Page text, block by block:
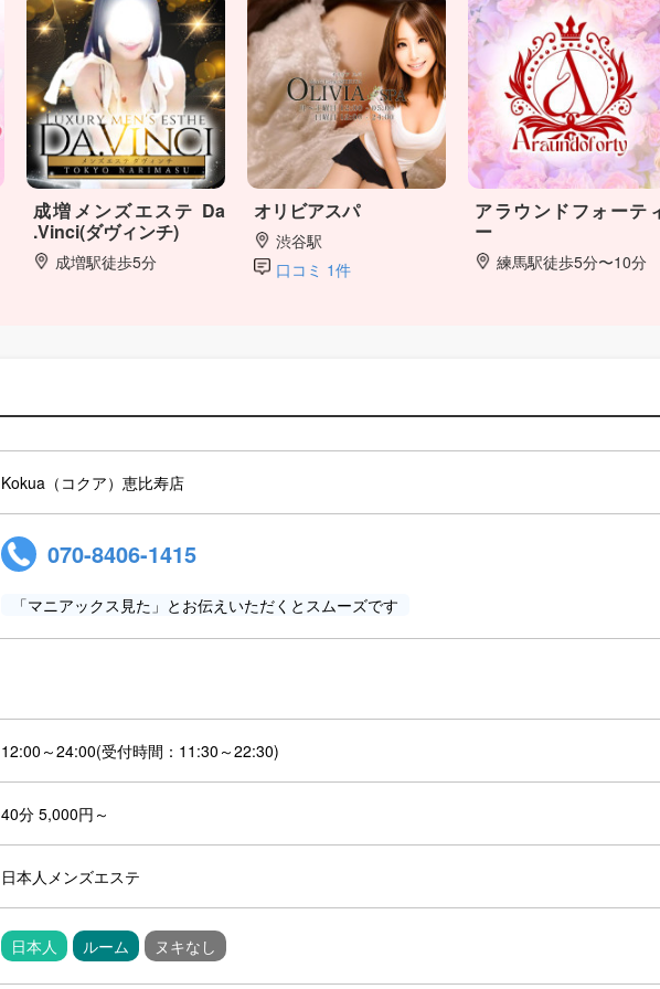
成増メンズエステ Da
.Vinci(ダヴィンチ)
成増駅徒歩5分
オリビアスパ
渋谷駅
口コミ 1件
アラウンドフォーテ
ー
練馬駅徒歩5分〜10分
Kokua（コクア）恵比寿店
070-8406-1415
「マニアックス見た」とお伝えいただくとスムーズです
12:00～24:00(受付時間：11:30～22:30)
40分 5,000円～
日本人メンズエステ
日本人 ルーム ヌキなし